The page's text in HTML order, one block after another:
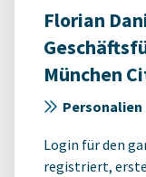
Florian
München
Personalien
Login für den
registriert,